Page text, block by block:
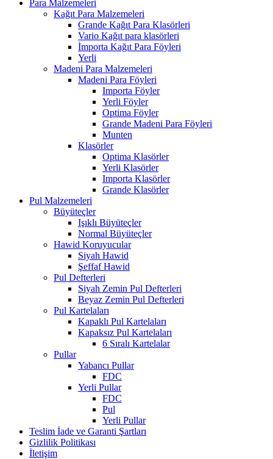
Para Malzemeleri
Kağıt Para Malzemeleri
Grande Kağıt Para Klasörleri
Vario Kağıt para klasörleri
İmporta Kağıt Para Föyleri
Yerli
Madeni Para Malzemeleri
Madeni Para Föyleri
Importa Föyler
Yerli Föyler
Optima Föyler
Grande Madeni Para Föyleri
Munten
Klasörler
Optima Klasörler
Yerli Klasörler
Importa Klasörler
Grande Klasörler
Pul Malzemeleri
Büyüteçler
Işıklı Büyüteçler
Normal Büyüteçler
Hawid Koruyucular
Siyah Hawid
Şeffaf Hawid
Pul Defterleri
Siyah Zemin Pul Defterleri
Beyaz Zemin Pul Defterleri
Pul Kartelaları
Kapaklı Pul Kartelaları
Kapaksız Pul Kartelaları
6 Sıralı Kartelalar
Pullar
Yabancı Pullar
FDC
Yerli Pullar
FDC
Pul
Yerli Pullar
Teslim İade ve Garanti Şartları
Gizlilik Politikası
İletişim